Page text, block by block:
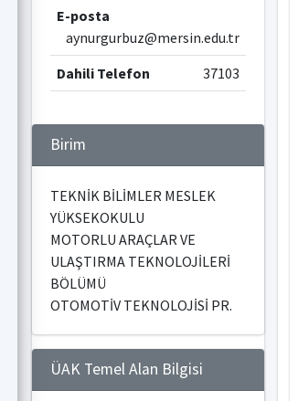
E-posta
aynurgurbuz@mersin.edu.tr
Dahili Telefon
37103
Birim
TEKNİK BİLİMLER MESLEK
YÜKSEKOKULU
MOTORLU ARAÇLAR VE
ULAŞTIRMA TEKNOLOJİLERİ
BÖLÜMÜ
OTOMOTİV TEKNOLOJİSİ PR.
ÜAK Temel Alan Bilgisi